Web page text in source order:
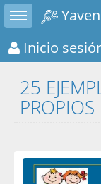
Toggle sidebar
Inicio
25
PROPIOS